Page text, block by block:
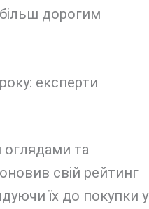
більш дорогим
оглядами та
свій рейтинг
їх до покупки у